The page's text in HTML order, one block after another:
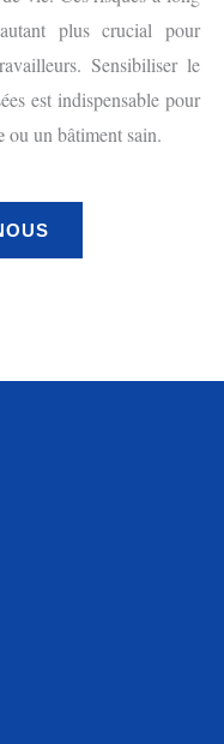
plus crucial pour
Sensibiliser le
est indispensable pour
ou un bâtiment sain.